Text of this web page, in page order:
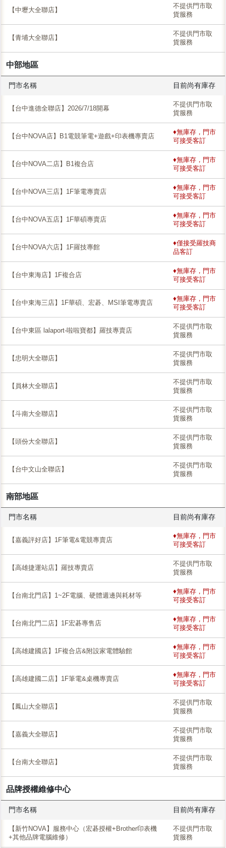
【中壢大全聯店】
不提供門市取
貨服務
【青埔大全聯店】
不提供門市取
貨服務
中部地區
門市名稱 目前尚有庫存
【台中進德全聯店】2026/7/18開幕
不提供門市取
貨服務
【台中NOVA店】B1電競筆電+遊戲+印表機專賣店
♦無庫存，門市
可接受客訂
【台中NOVA二店】B1複合店
♦無庫存，門市
可接受客訂
【台中NOVA三店】1F筆電專賣店
♦無庫存，門市
可接受客訂
【台中NOVA五店】1F華碩專賣店
♦無庫存，門市
可接受客訂
【台中NOVA六店】1F羅技專館
♦僅接受羅技商
品客訂
【台中東海店】1F複合店
♦無庫存，門市
可接受客訂
【台中東海三店】1F華碩、宏碁、MSI筆電專賣店
♦無庫存，門市
可接受客訂
【台中東區 lalaport-啦啦寶都】羅技專賣店
不提供門市取
貨服務
【忠明大全聯店】
不提供門市取
貨服務
【員林大全聯店】
不提供門市取
貨服務
【斗南大全聯店】
不提供門市取
貨服務
【頭份大全聯店】
不提供門市取
貨服務
【台中文山全聯店】
不提供門市取
貨服務
南部地區
門市名稱 目前尚有庫存
【嘉義評好店】1F筆電&電競專賣店
♦無庫存，門市
可接受客訂
【高雄捷運站店】羅技專賣店
不提供門市取
貨服務
【台南北門店】1~2F電腦、硬體週邊與耗材等
♦無庫存，門市
可接受客訂
【台南北門二店】1F宏碁專售店
♦無庫存，門市
可接受客訂
【高雄建國店】1F複合店&附設家電體驗館
♦無庫存，門市
可接受客訂
【高雄建國二店】1F筆電&桌機專賣店
♦無庫存，門市
可接受客訂
【鳳山大全聯店】
不提供門市取
貨服務
【嘉義大全聯店】
不提供門市取
貨服務
【台南大全聯店】
不提供門市取
貨服務
品牌授權維修中心
門市名稱 目前尚有庫存
【新竹NOVA】服務中心（宏碁授權+Brother印表機
+其他品牌電腦維修）
不提供門市取
貨服務